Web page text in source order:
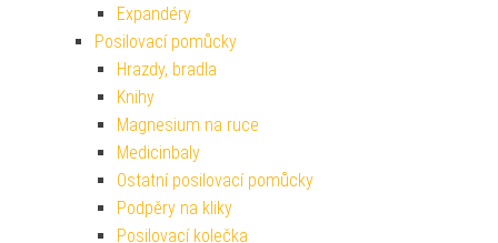
Expandéry
Posilovací pomůcky
Hrazdy, bradla
Knihy
Magnesium na ruce
Medicinbaly
Ostatní posilovací pomůcky
Podpěry na kliky
Posilovací kolečka